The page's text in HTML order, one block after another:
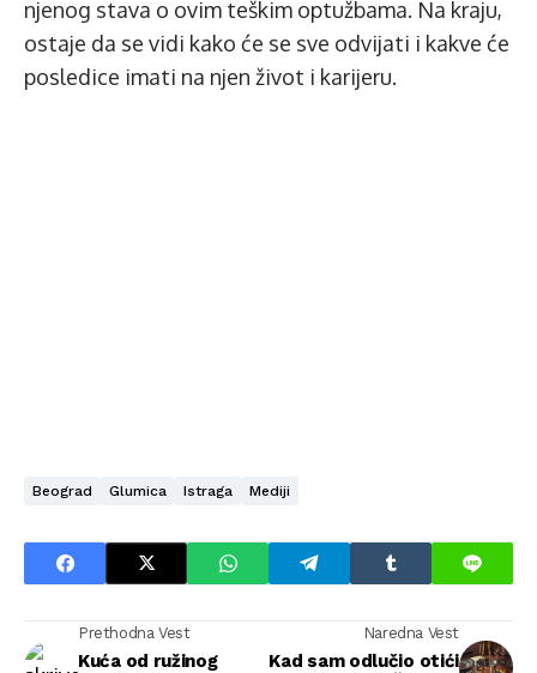
njenog stava o ovim teškim optužbama. Na kraju,
ostaje da se vidi kako će se sve odvijati i kakve će
posledice imati na njen život i karijeru.
Beograd Glumica Istraga Mediji
Prethodna Vest
Kuća od ružinog
Naredna Vest
Kad sam odlučio otići